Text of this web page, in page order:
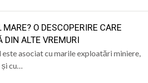
O DESCOPERIRE CARE
DIN ALTE VREMURI
este asociat cu marile exploatări miniere,
și cu…